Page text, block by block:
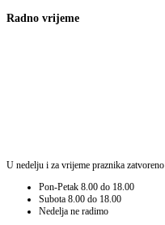
Radno vrijeme
U nedelju i za vrijeme praznika zatvoreno
Pon-Petak 8.00 do 18.00
Subota 8.00 do 18.00
Nedelja ne radimo